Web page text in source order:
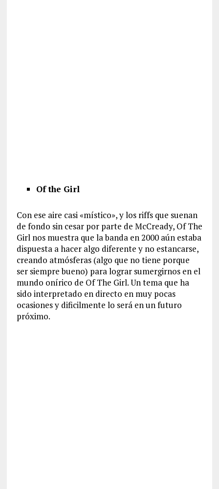
Of the Girl
Con ese aire casi «místico», y los riffs que suenan
de fondo sin cesar por parte de McCready, Of The
Girl nos muestra que la banda en 2000 aún estaba
dispuesta a hacer algo diferente y no estancarse,
creando atmósferas (algo que no tiene porque
ser siempre bueno) para lograr sumergirnos en el
mundo onírico de Of The Girl. Un tema que ha
sido interpretado en directo en muy pocas
ocasiones y dificilmente lo será en un futuro
próximo.